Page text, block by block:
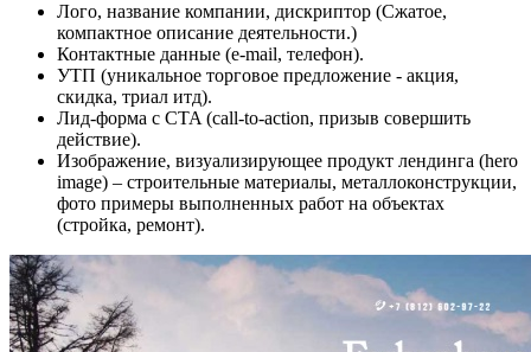
Лого, название компании, дискриптор (Сжатое,
компактное описание деятельности.)
Контактные данные (e-mail, телефон).
УТП (уникальное торговое предложение - акция,
скидка, триал итд).
Лид-форма с CTA (call-to-action, призыв совершить
действие).
Изображение, визуализирующее продукт лендинга (hero
image) – строительные материалы, металлоконструкции,
фото примеры выполненных работ на объектах
(стройка, ремонт).